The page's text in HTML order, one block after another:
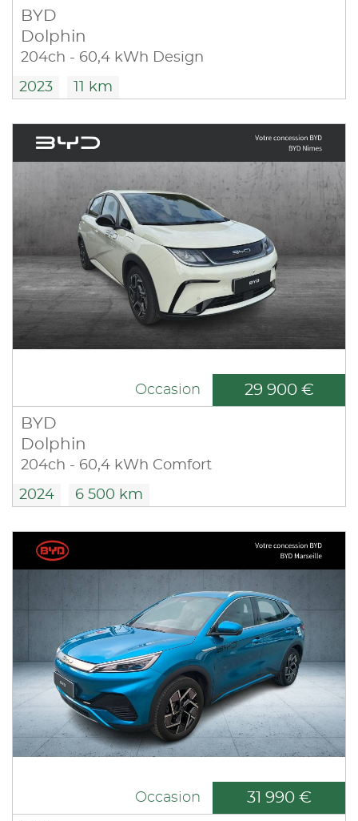
BYD
Dolphin
204ch - 60,4 kWh Design
2023 11 km
Occasion 29 900 €
BYD
Dolphin
204ch - 60,4 kWh Comfort
2024 6 500 km
Occasion 31 990 €